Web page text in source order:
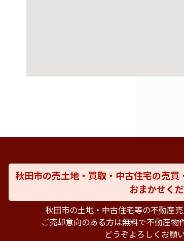
秋田市の売土地・買取・中古住宅の売
おまかせくだ
秋田市の土地・中古住宅等の不動産
ご売却意向のある方は無料で不動産物
どうぞよろしくお願